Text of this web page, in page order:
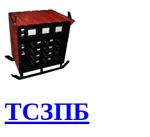
ТСЗПБ